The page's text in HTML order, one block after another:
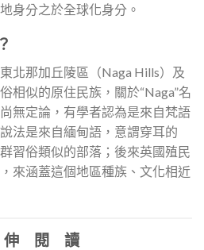
身分之於全球化身分。
北那加丘陵區（Naga Hills）及
相似的原住民族，關於“Naga”名
無定論，有學者認為是來自梵語
法是來自緬甸語，意謂穿耳的
習俗類似的部落；後來英國殖民
來涵蓋這個地區種族、文化相近
閱 讀